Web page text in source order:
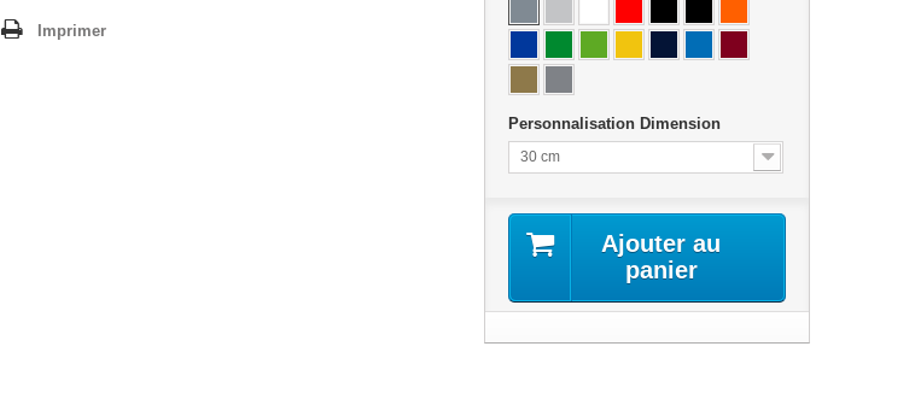
Imprimer
Personnalisation Dimension
30 cm
Ajouter au
panier